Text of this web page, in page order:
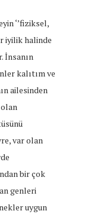
‘’fiziksel,
iyilik halinde
İnsanın
kalıtım ve
ailesinden
var olan
bir çok
genleri
uygun